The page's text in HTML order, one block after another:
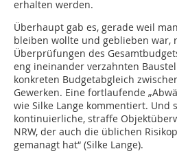
erhalten werden.
Überhaupt gab es, gerade weil
bleiben wollte und geblieben war,
Überprüfungen des
eng ineinander verzahnten
konkreten Budgetabgleich
Gewerken. Eine fortlaufende
wie Silke Lange kommentiert. Und
kontinuierliche, straffe
NRW, der auch die üblichen
gemanagt hat“ (Silke Lange).